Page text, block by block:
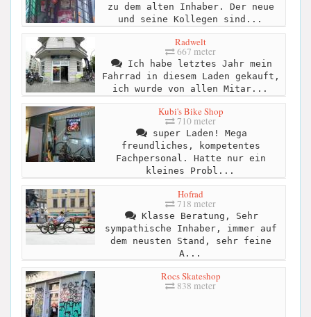
zu dem alten Inhaber. Der neue
und seine Kollegen sind...
Radwelt
667 meter
Ich habe letztes Jahr mein
Fahrrad in diesem Laden gekauft,
ich wurde von allen Mitar...
Kubi's Bike Shop
710 meter
super Laden! Mega
freundliches, kompetentes
Fachpersonal. Hatte nur ein
kleines Probl...
Hofrad
718 meter
Klasse Beratung, Sehr
sympathische Inhaber, immer auf
dem neusten Stand, sehr feine
A...
Rocs Skateshop
838 meter